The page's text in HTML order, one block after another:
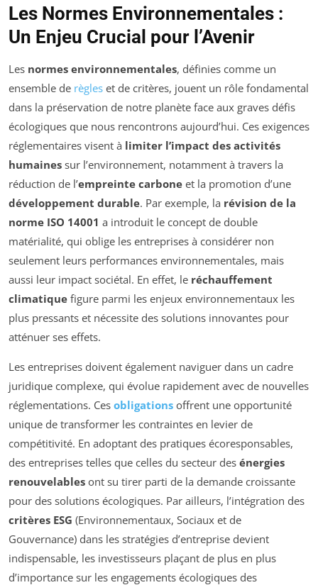
Les Normes Environnementales :
Un Enjeu Crucial pour l’Avenir
Les normes environnementales, définies comme un
ensemble de règles et de critères, jouent un rôle fondamental
dans la préservation de notre planète face aux graves défis
écologiques que nous rencontrons aujourd’hui. Ces exigences
réglementaires visent à limiter l’impact des activités
humaines sur l’environnement, notamment à travers la
réduction de l’empreinte carbone et la promotion d’une
développement durable. Par exemple, la révision de la
norme ISO 14001 a introduit le concept de double
matérialité, qui oblige les entreprises à considérer non
seulement leurs performances environnementales, mais
aussi leur impact sociétal. En effet, le réchauffement
climatique figure parmi les enjeux environnementaux les
plus pressants et nécessite des solutions innovantes pour
atténuer ses effets.
Les entreprises doivent également naviguer dans un cadre
juridique complexe, qui évolue rapidement avec de nouvelles
réglementations. Ces obligations offrent une opportunité
unique de transformer les contraintes en levier de
compétitivité. En adoptant des pratiques écoresponsables,
des entreprises telles que celles du secteur des énergies
renouvelables ont su tirer parti de la demande croissante
pour des solutions écologiques. Par ailleurs, l’intégration des
critères ESG (Environnementaux, Sociaux et de
Gouvernance) dans les stratégies d’entreprise devient
indispensable, les investisseurs plaçant de plus en plus
d’importance sur les engagements écologiques des